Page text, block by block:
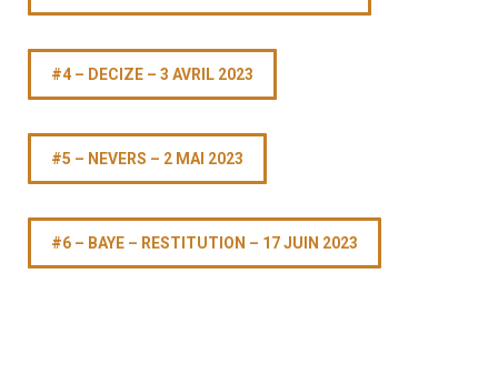
#4 – DECIZE – 3 AVRIL 2023
#5 – NEVERS – 2 MAI 2023
#6 – BAYE – RESTITUTION – 17 JUIN 2023